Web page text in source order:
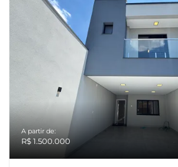
A partir de:
R$ 1.500.000